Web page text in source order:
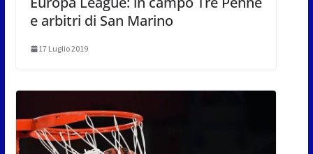
e arbitri di San Marino
17 Luglio 2019